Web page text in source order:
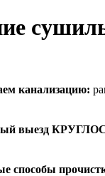
канализацию:
выезд
способы